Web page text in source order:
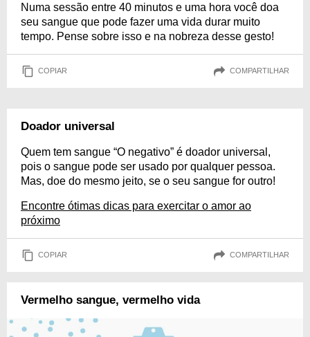
Numa sessão entre 40 minutos e uma hora você doa
seu sangue que pode fazer uma vida durar muito
tempo. Pense sobre isso e na nobreza desse gesto!
COPIAR COMPARTILHAR
Doador universal
Quem tem sangue “O negativo” é doador universal,
pois o sangue pode ser usado por qualquer pessoa.
Mas, doe do mesmo jeito, se o seu sangue for outro!
Encontre ótimas dicas para exercitar o amor ao
próximo
COPIAR COMPARTILHAR
Vermelho sangue, vermelho vida